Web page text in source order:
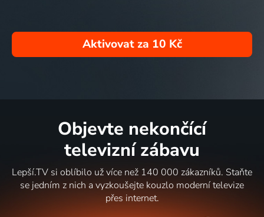
Aktivovat za 10 Kč
Objevte nekončící
televizní zábavu
Lepší.TV si oblíbilo už více než 140 000 zákazníků. Staňte
se jedním z nich a vyzkoušejte kouzlo moderní televize
přes internet.